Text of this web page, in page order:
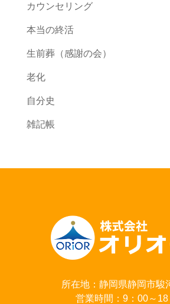
カウンセリング
本当の終活
生前葬（感謝の会）
老化
自分史
雑記帳
所在地：静岡県静岡市駿
営業時間：9：00～